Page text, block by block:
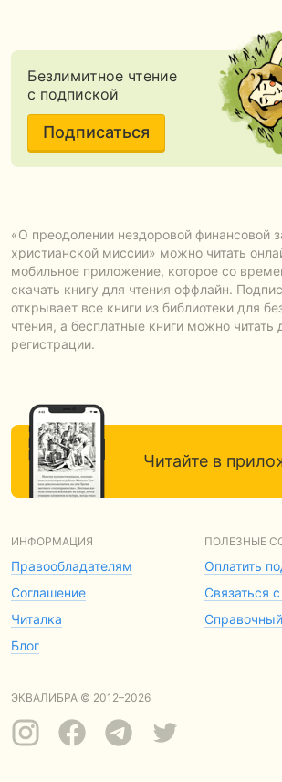
Безлимитное чтение
с подпиской
Подписаться
«О преодолении нездоровой финансовой
христианской миссии» можно читать
мобильное приложение, которое со
скачать книгу для чтения оффлайн.
открывает все книги из библиотеки для
чтения, а бесплатные книги можно читать
регистрации.
Читайте в
ИНФОРМАЦИЯ
Правообладателям
Соглашение
Читалка
Блог
ПОЛЕЗНЫЕ
Оплатить
Связаться
ЭКВАЛИБРА © 2012–2026